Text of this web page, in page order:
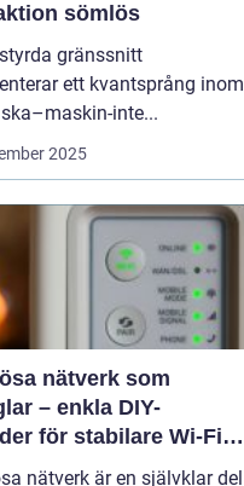
sömlös
gränssnitt
ett kvantsprång inom
inte...
2025
nätverk som
– enkla DIY-
för stabilare Wi-Fi i
nätverk är en självklar del